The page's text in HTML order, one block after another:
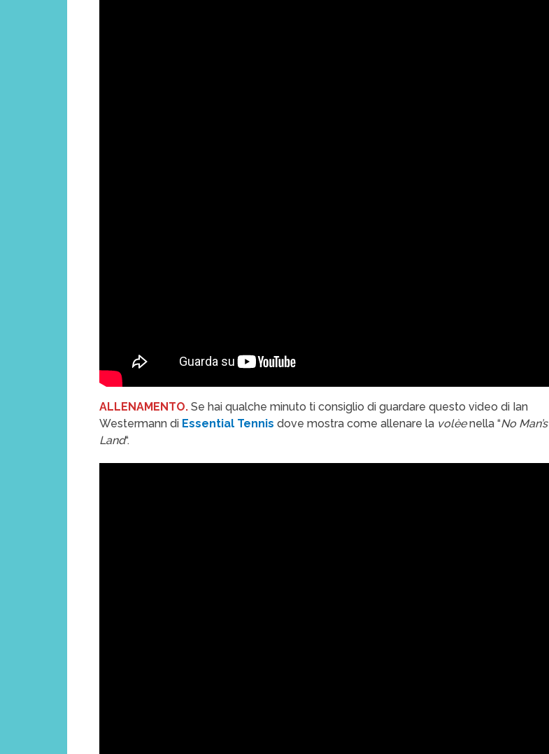
ALLENAMENTO. Se hai qualche minuto ti consiglio di guardare questo video di Ian
Westermann di Essential Tennis dove mostra come allenare la volèenella “No Man’s
Land“.